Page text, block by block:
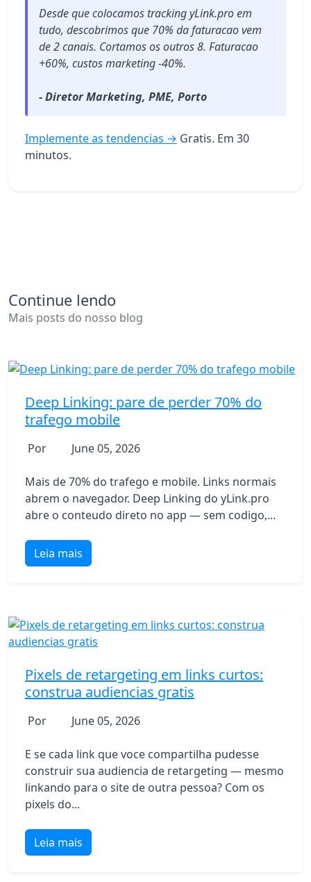
Desde que colocamos tracking yLink.pro em
tudo, descobrimos que 70% da faturacao vem
de 2 canais. Cortamos os outros 8. Faturacao
+60%, custos marketing -40%.
- Diretor Marketing, PME, Porto
Implemente as tendencias → Gratis. Em 30
minutos.
Continue lendo
Mais posts do nosso blog
Deep Linking: pare de perder 70% do
trafego mobile
Por June 05, 2026
Mais de 70% do trafego e mobile. Links normais
abrem o navegador. Deep Linking do yLink.pro
abre o conteudo direto no app — sem codigo,...
Leia mais
Pixels de retargeting em links curtos:
construa audiencias gratis
Por June 05, 2026
E se cada link que voce compartilha pudesse
construir sua audiencia de retargeting — mesmo
linkando para o site de outra pessoa? Com os
pixels do...
Leia mais